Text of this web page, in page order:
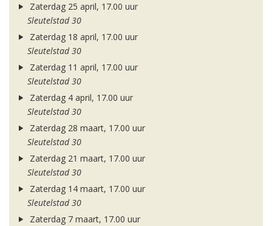
Zaterdag 25 april, 17.00 uur
Sleutelstad 30
Zaterdag 18 april, 17.00 uur
Sleutelstad 30
Zaterdag 11 april, 17.00 uur
Sleutelstad 30
Zaterdag 4 april, 17.00 uur
Sleutelstad 30
Zaterdag 28 maart, 17.00 uur
Sleutelstad 30
Zaterdag 21 maart, 17.00 uur
Sleutelstad 30
Zaterdag 14 maart, 17.00 uur
Sleutelstad 30
Zaterdag 7 maart, 17.00 uur